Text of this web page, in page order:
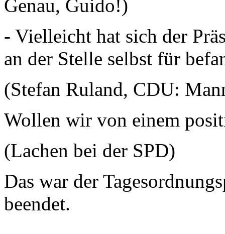
Genau, Guido!)
- Vielleicht hat sich der
an der Stelle selbst für
(Stefan Ruland, CDU:
Wollen wir von einem
(Lachen bei der SPD)
Das war der
beendet.